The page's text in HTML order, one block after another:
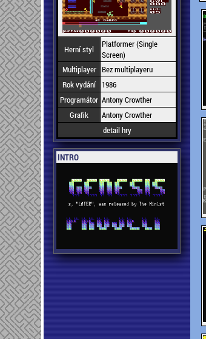
Herní styl
Platformer (Single
Screen)
Multiplayer Bez multiplayeru
Rok vydání
1986
Programátor Antony Crowther
Grafik
Antony Crowther
detail hry
INTRO